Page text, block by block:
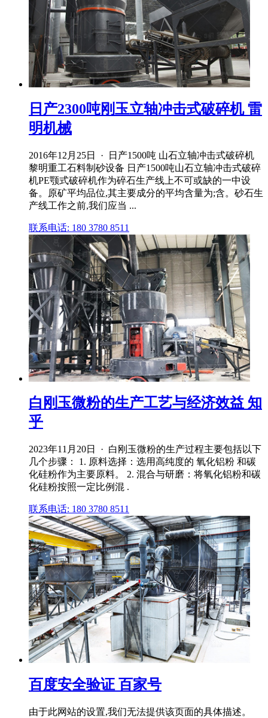
日产2300吨刚玉立轴冲击式破碎机 雷
明机械
2016年12月25日 · 日产1500吨 山石立轴冲击式破碎机
黎明重工石料制砂设备 日产1500吨山石立轴冲击式破碎
机PE颚式破碎机作为碎石生产线上不可或缺的一中设
备。原矿平均品位,其主要成分的平均含量为;含。砂石生
产线工作之前,我们应当 ...
联系电话: 180 3780 8511
白刚玉微粉的生产工艺与经济效益 知
乎
2023年11月20日 · 白刚玉微粉的生产过程主要包括以下
几个步骤： 1. 原料选择：选用高纯度的 氧化铝粉 和碳
化硅粉作为主要原料。 2. 混合与研磨：将氧化铝粉和碳
化硅粉按照一定比例混 .
联系电话: 180 3780 8511
百度安全验证 百家号
由于此网站的设置,我们无法提供该页面的具体描述。